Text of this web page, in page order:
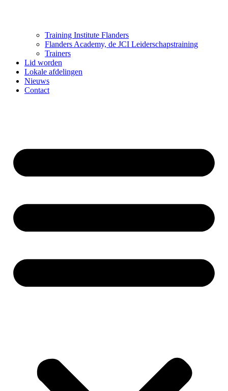
Training Institute Flanders
Flanders Academy, de JCI Leiderschapstraining
Trainers
Lid worden
Lokale afdelingen
Nieuws
Contact